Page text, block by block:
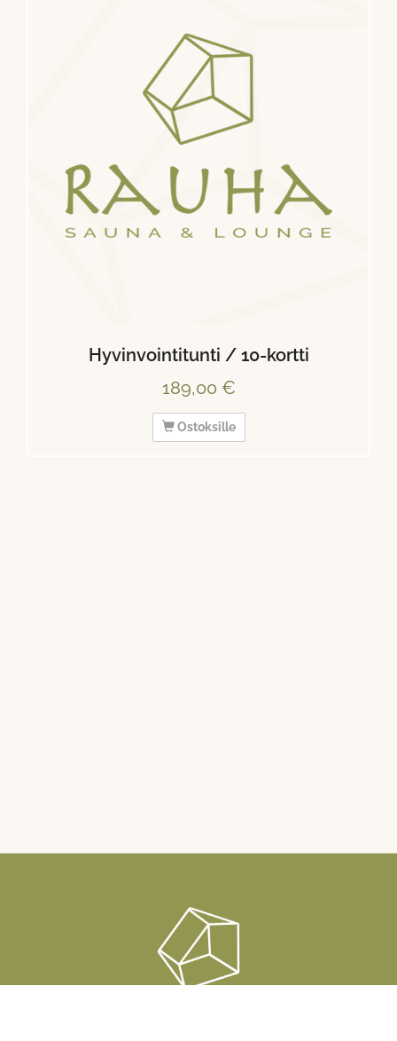
Hyvinvointitunti / 10-kortti
189,00 €
Ostoksille